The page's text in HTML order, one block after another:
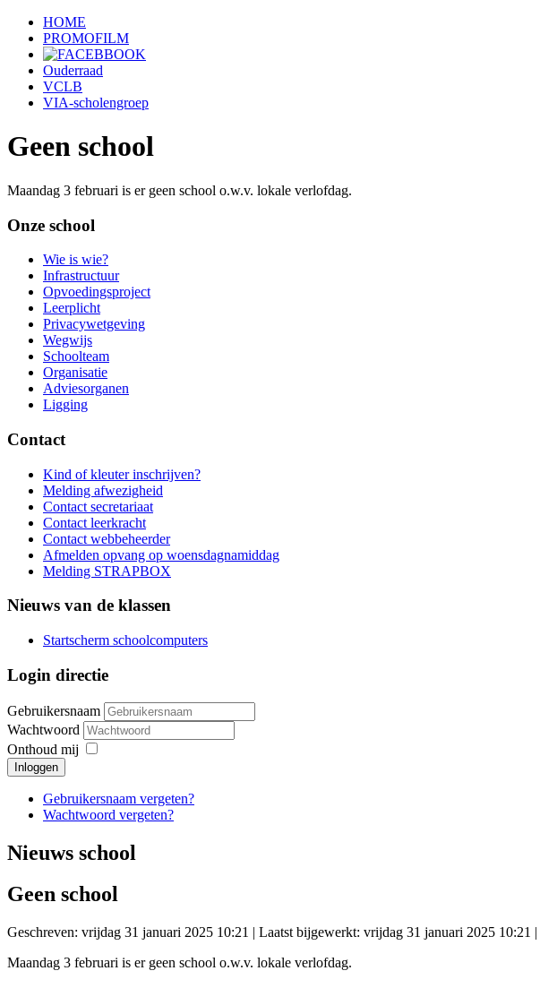
HOME
PROMOFILM
Ouderraad
VCLB
VIA-scholengroep
Geen school
Maandag 3 februari is er geen school o.w.v. lokale verlofdag.
Onze school
Wie is wie?
Infrastructuur
Opvoedingsproject
Leerplicht
Privacywetgeving
Wegwijs
Schoolteam
Organisatie
Adviesorganen
Ligging
Contact
Kind of kleuter inschrijven?
Melding afwezigheid
Contact secretariaat
Contact leerkracht
Contact webbeheerder
Afmelden opvang op woensdagnamiddag
Melding STRAPBOX
Nieuws van de klassen
Startscherm schoolcomputers
Login directie
Gebruikersnaam
Wachtwoord
Onthoud mij
Inloggen
Gebruikersnaam vergeten?
Wachtwoord vergeten?
Nieuws school
Geen school
Geschreven: vrijdag 31 januari 2025 10:21 | Laatst bijgewerkt: vrijdag 31 januari 2025 10:21 |
Maandag 3 februari is er geen school o.w.v. lokale verlofdag.